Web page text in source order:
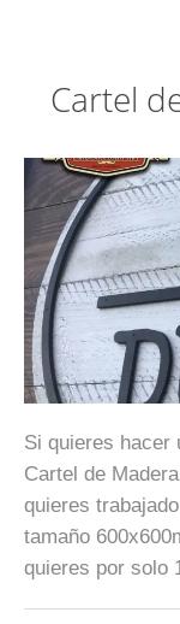
Cartel
Si quieres hacer
Cartel de
quieres
tamaño
quieres por solo